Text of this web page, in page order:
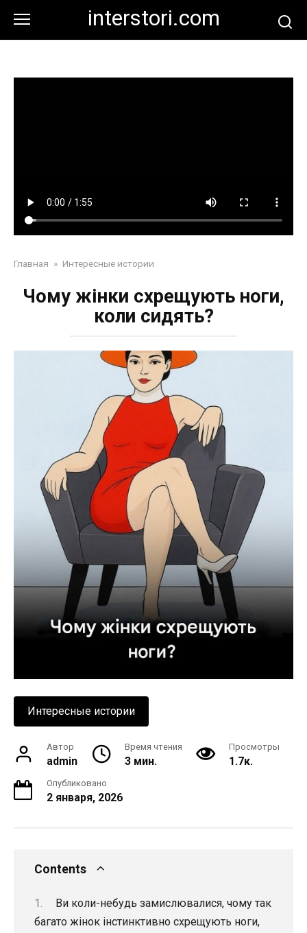
контенту
interstori.com
Главная » Интересные истории
Чому жінки схрещують ноги,
коли сидять?
Интересные истории
Автор
admin
Время чтения
3 мин.
Просмотры
1.7к.
Опубликовано
2 января, 2026
Contents
Ви коли-небудь замислювалися, чому так
багато жінок інстинктивно схрещують ноги,